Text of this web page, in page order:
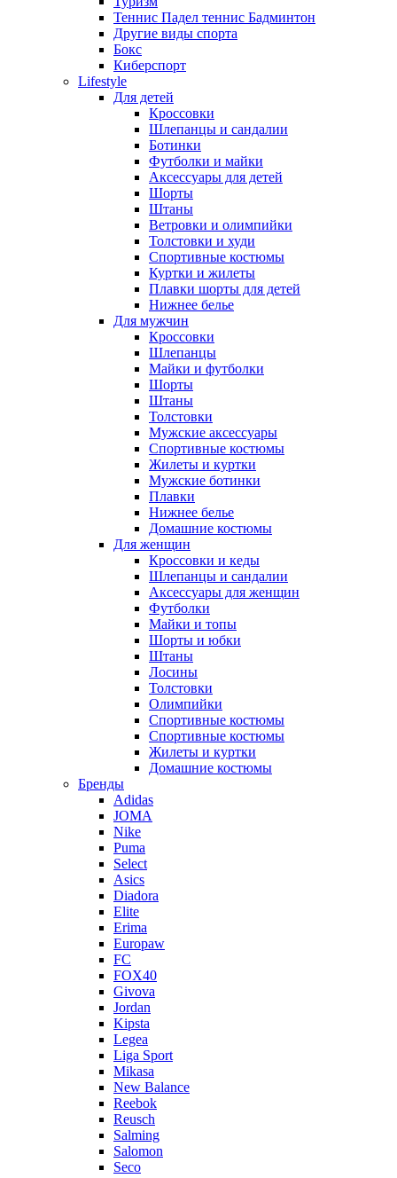
Теннис Падел теннис Бадминтон
Другие виды спорта
Бокс
Киберспорт
Lifestyle
Для детей
Кроссовки
Шлепанцы и сандалии
Ботинки
Футболки и майки
Аксессуары для детей
Шорты
Штаны
Ветровки и олимпийки
Толстовки и худи
Спортивные костюмы
Куртки и жилеты
Плавки шорты для детей
Нижнее белье
Для мужчин
Кроссовки
Шлепанцы
Майки и футболки
Шорты
Штаны
Толстовки
Мужские аксессуары
Спортивные костюмы
Жилеты и куртки
Мужские ботинки
Плавки
Нижнее белье
Домашние костюмы
Для женщин
Кроссовки и кеды
Шлепанцы и сандалии
Аксессуары для женщин
Футболки
Майки и топы
Шорты и юбки
Штаны
Лосины
Толстовки
Олимпийки
Спортивные костюмы
Спортивные костюмы
Жилеты и куртки
Домашние костюмы
Бренды
Adidas
JOMA
Nike
Puma
Select
Asics
Diadora
Elite
Erima
Europaw
FC
FOX40
Givova
Jordan
Kipsta
Legea
Liga Sport
Mikasa
New Balance
Reebok
Reusch
Salming
Salomon
Seco